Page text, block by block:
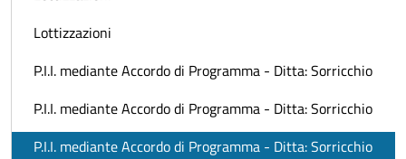
Lottizzazioni
P.I.I. mediante Accordo di Programma - Ditta: Sorricchio
P.I.I. mediante Accordo di Programma - Ditta: Sorricchio
P.I.I. mediante Accordo di Programma - Ditta: Sorricchio